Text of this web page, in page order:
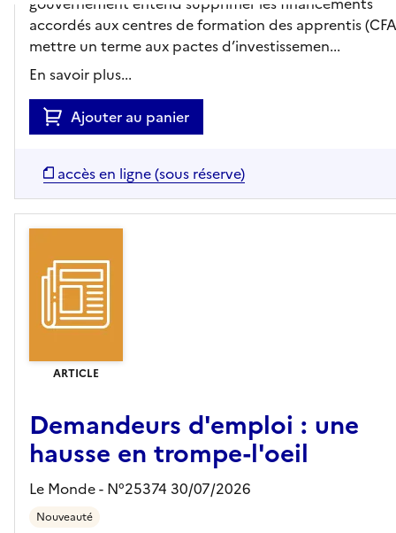
accordés aux centres de formation des apprentis
mettre un terme aux pactes d’investissemen...
En savoir plus...
Ajouter au panier
accès en ligne (sous réserve)
ARTICLE
Demandeurs d'emploi : une
hausse en trompe-l'oeil
Le Monde - N°25374 30/07/2026
Nouveauté